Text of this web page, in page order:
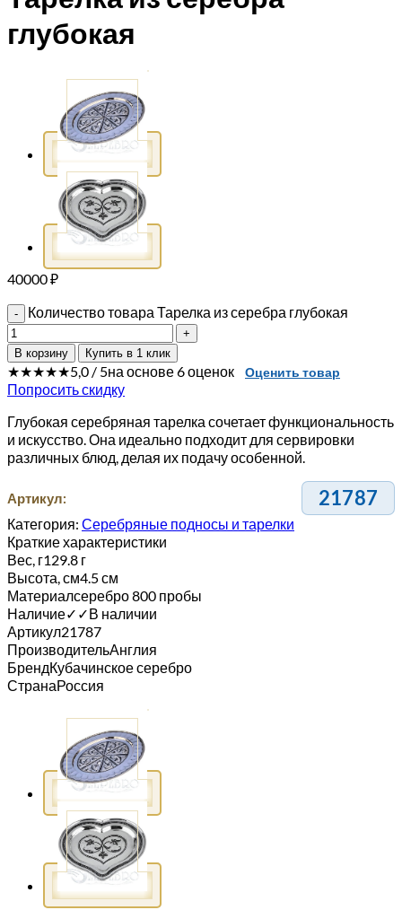
глубокая
40000₽
Количество товара Тарелка из серебра глубокая
В корзину Купить в 1 клик
★★★★★5,0 / 5на основе 6 оценок Оценить товар
Попросить скидку
Глубокая серебряная тарелка сочетает функциональность
и искусство. Она идеально подходит для сервировки
различных блюд, делая их подачу особенной.
Артикул: 21787
Категория: Серебряные подносы и тарелки
Краткие характеристики
Вес, г129.8 г
Высота, см4.5 см
Материалсеребро 800 пробы
Наличие✓ ✓В наличии
Артикул21787
ПроизводительАнглия
БрендКубачинское серебро
СтранаРоссия